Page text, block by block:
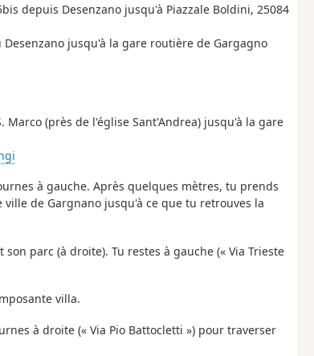
depuis Desenzano jusqu'à Piazzale Boldini, 25084
jusqu'à la gare routière de Gargagno
(près de l'église Sant'Andrea) jusqu'à la gare
à gauche. Après quelques mètres, tu prends
de Gargnano jusqu'à ce que tu retrouves la
parc (à droite). Tu restes à gauche (« Via Trieste
villa.
à droite (« Via Pio Battocletti ») pour traverser